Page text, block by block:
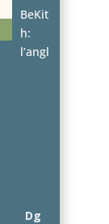
BeKit
h:
l’angl
Dg